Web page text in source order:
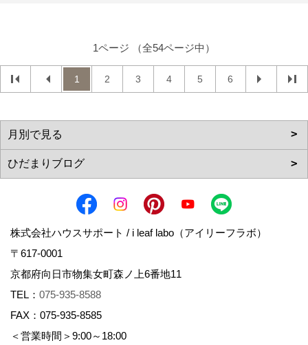
1ページ （全54ページ中）
1 2 3 4 5 6
株式会社ハウスサポート / i leaf labo（アイリーフラボ）
〒617-0001
京都府向日市物集女町森ノ上6番地11
TEL： 075-935-8588
FAX：075-935-8585
＜営業時間＞9:00～18:00